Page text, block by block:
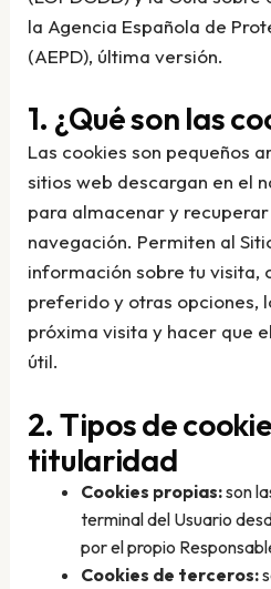
la Agencia Española de
(AEPD), última versión.
1. ¿Qué son las
Las cookies son pequeños
sitios web descargan en el
para almacenar y
navegación. Permiten al
información sobre tu visita,
preferido y otras opciones,
próxima visita y hacer que
útil.
2. Tipos de
titularidad
Cookies propias:son
terminal del Usuario
por el propio
Cookies de terceros: